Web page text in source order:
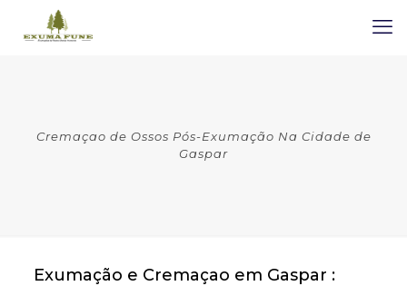
Cremaçao de Ossos Pós-Exumação Na Cidade de
Gaspar
Exumação e Cremaçao em Gaspar :